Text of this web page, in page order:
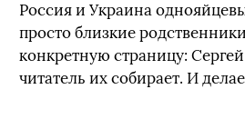
Россия и Украина
просто близкие
конкретную страницу:
читатель их собирает. И